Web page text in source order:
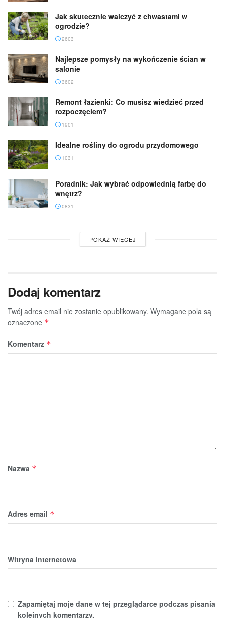
Jak skutecznie walczyć z chwastami w
ogrodzie?
2603
Najlepsze pomysły na wykończenie ścian w
salonie
3602
Remont łazienki: Co musisz wiedzieć przed
rozpoczęciem?
1901
Idealne rośliny do ogrodu przydomowego
1031
Poradnik: Jak wybrać odpowiednią farbę do
wnętrz?
0831
POKAŻ WIĘCEJ
Dodaj komentarz
Twój adres email nie zostanie opublikowany. Wymagane pola są
oznaczone *
Komentarz *
Nazwa *
Adres email *
Witryna internetowa
Zapamiętaj moje dane w tej przeglądarce podczas pisania
kolejnych komentarzy.